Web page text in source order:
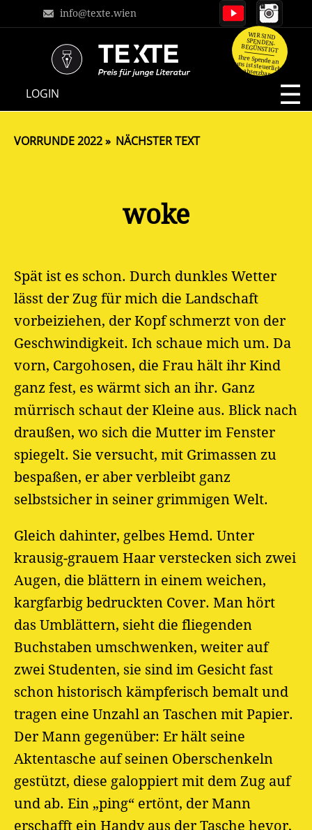
info@texte.wien
LOGIN
WIR SIND
SPENDEN-
BEGÜNSTIGT
Ihre Spende an
uns ist steuerlich
absetzbar.
woke
Spät ist es schon. Durch dunkles Wetter
lässt der Zug für mich die Landschaft
vorbeiziehen, der Kopf schmerzt von der
Geschwindigkeit. Ich schaue mich um. Da
vorn, Cargohosen, die Frau hält ihr Kind
ganz fest, es wärmt sich an ihr. Ganz
mürrisch schaut der Kleine aus. Blick nach
draußen, wo sich die Mutter im Fenster
spiegelt. Sie versucht, mit Grimassen zu
bespaßen, er aber verbleibt ganz
selbstsicher in seiner grimmigen Welt.
Gleich dahinter, gelbes Hemd. Unter
krausig-grauem Haar verstecken sich zwei
Augen, die blättern in einem weichen,
kargfarbig bedruckten Cover. Man hört
das Umblättern, sieht die fliegenden
Buchstaben umschwenken, weiter auf
zwei Studenten, sie sind im Gesicht fast
schon historisch kämpferisch bemalt und
tragen eine Unzahl an Taschen mit Papier.
Der Mann gegenüber: Er hält seine
Aktentasche auf seinen Oberschenkeln
gestützt, diese galoppiert mit dem Zug auf
und ab. Ein „ping“ ertönt, der Mann
erschafft ein Handy aus der Tasche hevor,
VORRUNDE 2022 NÄCHSTER TEXT